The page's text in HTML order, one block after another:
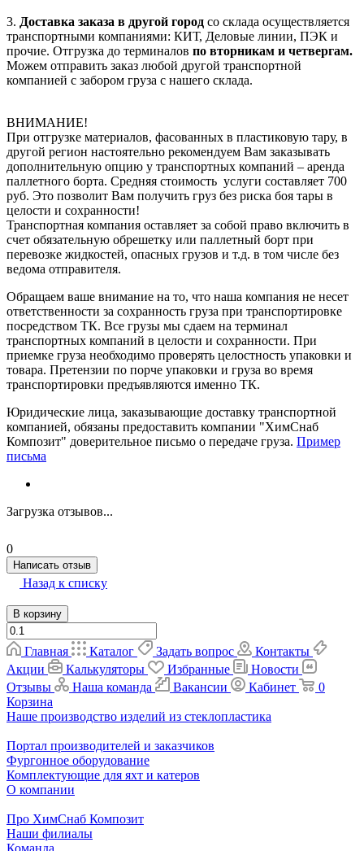
3. Доставка заказа в другой город со склада осуществляется
транспортными компаниями: КИТ, Деловые линии, ПЭК и
прочие. Отгрузка до терминалов по вторникам и четвергам.
Можем отправить заказ любой другой транспортной
компанией с забором груза с нашего склада.
ВНИМАНИЕ!
При отгрузке материалов, фасованных в пластиковую тару, в
другой регион настоятельно рекомендуем Вам заказывать
дополнительную опцию у транспортных компаний – аренда
паллетного борта. Средняя стоимость услуги составляет 700
руб. Это позволит Вам получить груз без риска боя тары в
целости и сохранности!
Транспортная компания оставляет за собой право включить в
счет обязательную обрешетку или паллетный борт при
перевозке жидкостей, опасных грузов и т.д. в том числе без
ведома отправителя.
Обращаем ваше внимание на то, что наша компания не несет
ответственности за сохранность груза при транспортировке
посредством ТК. Все грузы мы сдаем на терминал
транспортных компаний в целости и сохранности. При
приемке груза необходимо проверять целостность упаковки и
товара. Претензии по порче упаковки и груза во время
транспортировки предъявляются именно ТК.
Юридические лица, заказывающие доставку транспортной
компанией, обязаны предоставить компании "ХимСнаб
Композит" доверительное письмо о передаче груза. Пример
письма
Загрузка отзывов...
0
Написать отзыв
Назад к списку
В корзину
Главная Каталог Задать вопрос
Контакты
Акции
Калькуляторы Избранные
Новости
Отзывы
Наша команда Вакансии Кабинет
0
Корзина
Наше производство изделий из стеклопластика
Портал производителей и заказчиков
Фургонное оборудование
Комплектующие для яхт и катеров
О компании
Про ХимСнаб Композит
Наши филиалы
Команда